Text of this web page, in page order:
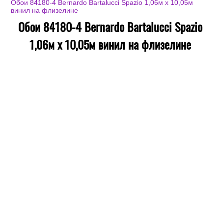
Обои 84180-4 Bernardo Bartalucci Spazio 1,06м х 10,05м
винил на флизелине
Обои 84180-4 Bernardo Bartalucci Spazio
1,06м х 10,05м винил на флизелине